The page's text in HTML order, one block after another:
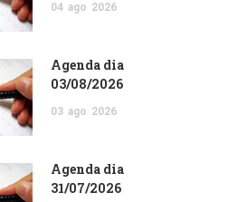
04 ago 2026
Agenda dia
03/08/2026
03 ago 2026
Agenda dia
31/07/2026